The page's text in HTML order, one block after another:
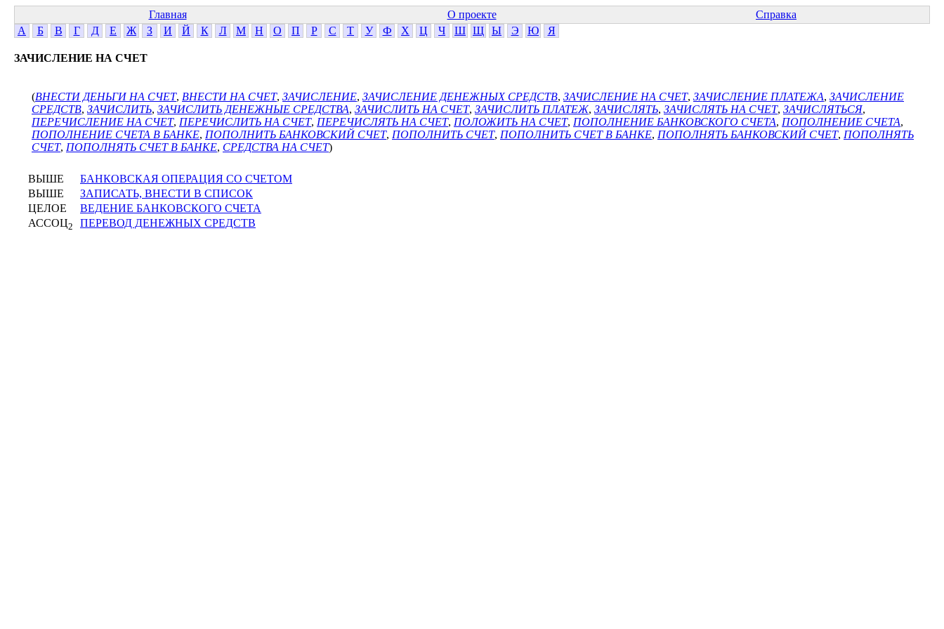
Главная О проекте
Справка
А
Б В Г Д Е Ж З И Й К Л М Н О П Р С Т У Ф Х Ц Ч Ш Щ Ы Э Ю Я
ЗАЧИСЛЕНИЕ НА СЧЕТ
(ВНЕСТИ ДЕНЬГИ НА СЧЕТ, ВНЕСТИ НА СЧЕТ, ЗАЧИСЛЕНИЕ, ЗАЧИСЛЕНИЕ ДЕНЕЖНЫХ СРЕДСТВ, ЗАЧИСЛЕНИЕ НА СЧЕТ, ЗАЧИСЛЕНИЕ ПЛАТЕЖА, ЗАЧИСЛЕНИЕ
СРЕДСТВ, ЗАЧИСЛИТЬ, ЗАЧИСЛИТЬ ДЕНЕЖНЫЕ СРЕДСТВА, ЗАЧИСЛИТЬ НА СЧЕТ, ЗАЧИСЛИТЬ ПЛАТЕЖ, ЗАЧИСЛЯТЬ, ЗАЧИСЛЯТЬ НА СЧЕТ, ЗАЧИСЛЯТЬСЯ,
ПЕРЕЧИСЛЕНИЕ НА СЧЕТ, ПЕРЕЧИСЛИТЬ НА СЧЕТ, ПЕРЕЧИСЛЯТЬ НА СЧЕТ, ПОЛОЖИТЬ НА СЧЕТ, ПОПОЛНЕНИЕ БАНКОВСКОГО СЧЕТА, ПОПОЛНЕНИЕ СЧЕТА,
ПОПОЛНЕНИЕ СЧЕТА В БАНКЕ, ПОПОЛНИТЬ БАНКОВСКИЙ СЧЕТ, ПОПОЛНИТЬ СЧЕТ, ПОПОЛНИТЬ СЧЕТ В БАНКЕ, ПОПОЛНЯТЬ БАНКОВСКИЙ СЧЕТ, ПОПОЛНЯТЬ
СЧЕТ, ПОПОЛНЯТЬ СЧЕТ В БАНКЕ, СРЕДСТВА НА СЧЕТ)
ВЫШЕ
БАНКОВСКАЯ ОПЕРАЦИЯ СО СЧЕТОМ
ВЫШЕ
ЗАПИСАТЬ, ВНЕСТИ В СПИСОК
ЦЕЛОЕ
ВЕДЕНИЕ БАНКОВСКОГО СЧЕТА
АССОЦ2 ПЕРЕВОД ДЕНЕЖНЫХ СРЕДСТВ